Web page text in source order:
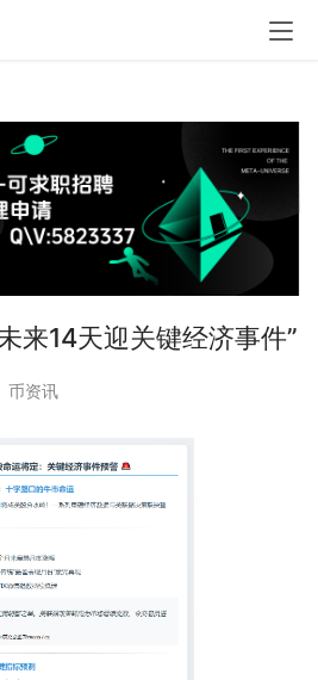
来14天迎关键经济事件”
币资讯